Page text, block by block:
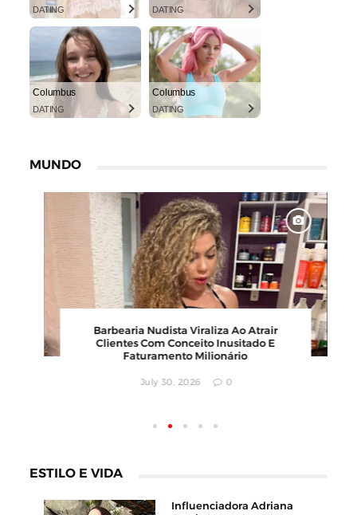
DATING DATING
Columbus
DATING
Columbus
DATING
MUNDO
Barbearia Nudista Viraliza Ao Atrair
Clientes Com Conceito Inusitado E
Faturamento Milionário
July 30, 2026 0
ESTILO E VIDA
Influenciadora Adriana